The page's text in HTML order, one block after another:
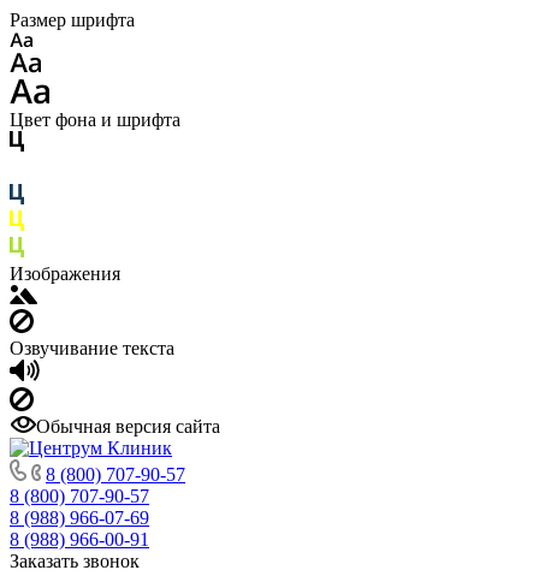
Размер шрифта
Цвет фона и шрифта
Изображения
Озвучивание текста
Обычная версия сайта
8 (800) 707-90-57
8 (800) 707-90-57
8 (988) 966-07-69
8 (988) 966-00-91
Заказать звонок